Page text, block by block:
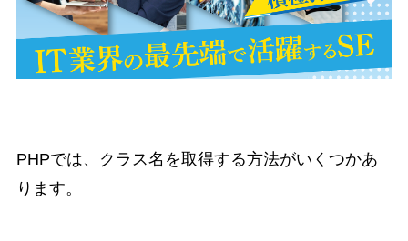
PHPでは、クラス名を取得する方法がいくつかあ
ります。